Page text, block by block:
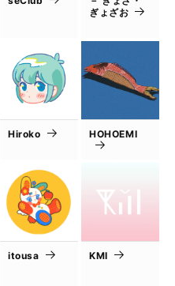
ぎょざお
Hiroko HOHOEMI
itousa KMI